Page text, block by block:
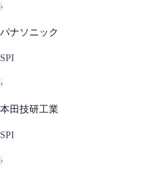
›
パナソニック
SPI
›
本田技研工業
SPI
›